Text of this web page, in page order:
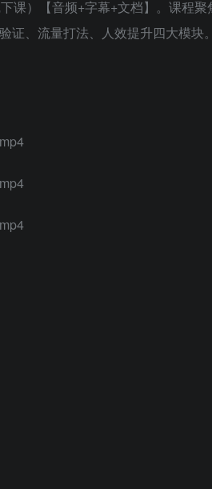
）【音频+字幕+文档】。课程聚
、流量打法、人效提升四大模块